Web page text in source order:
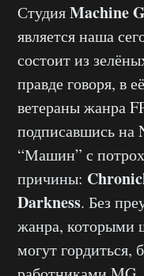
СтудияMachine
является наша
состоит из
правде говоря, в
ветераны жанра
подписавшись на
“Машин” с
причины:
Darkness. Без
жанра, которыми
могут